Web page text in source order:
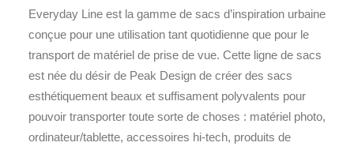
Everyday Line est la gamme de sacs d’inspiration urbaine
conçue pour une utilisation tant quotidienne que pour le
transport de matériel de prise de vue. Cette ligne de sacs
est née du désir de Peak Design de créer des sacs
esthétiquement beaux et suffisament polyvalents pour
pouvoir transporter toute sorte de choses : matériel photo,
ordinateur/tablette, accessoires hi-tech, produits de